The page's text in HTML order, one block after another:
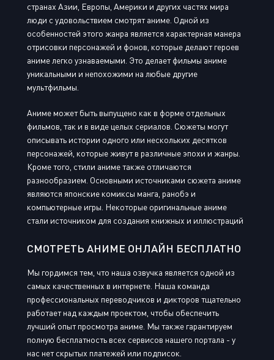
странах Азии, Европы, Америки и других частях мира
люди с удовольствием смотрят аниме. Одной из
особенностей этого жанра является характерная манера
отрисовки персонажей и фонов, которые делают героев
аниме легко узнаваемыми. Это делает фильмы аниме
уникальными и непохожими на любые другие
мультфильмы.
Аниме может быть выпущено как в форме отдельных
фильмов, так и в виде целых сериалов. Сюжеты могут
описывать истории одного или нескольких десятков
персонажей, которые живут в различные эпохи и жанры.
Кроме того, стили аниме также отличаются
разнообразием. Основными источниками сюжета аниме
являются японские комиксы манга, ранобэ и
компьютерные игры. Некоторые оригинальные аниме
стали источником для создания книжных и иллюстраций
СМОТРЕТЬ АНИМЕ ОНЛАЙН БЕСПЛАТНО
Мы гордимся тем, что наша озвучка является одной из
самых качественных в интернете. Наша команда
профессиональных переводчиков и дикторов тщательно
работает над каждым проектом, чтобы обеспечить
лучший опыт просмотра аниме. Мы также гарантируем
полную бесплатность всех сервисов нашего портала - у
нас нет скрытых платежей или подписок.